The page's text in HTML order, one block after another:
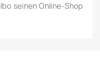
seinen Online-Shop